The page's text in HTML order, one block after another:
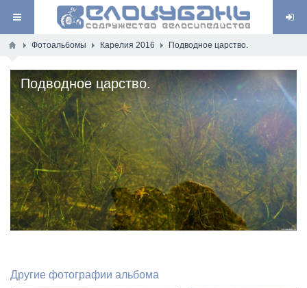
Фотоальбомы Карелия 2016 Подводное царство.
Подводное царство.
Другие фотографии альбома